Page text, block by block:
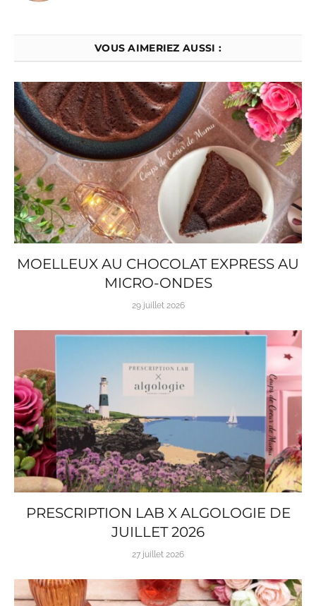
VOUS AIMERIEZ AUSSI :
MOELLEUX AU CHOCOLAT EXPRESS AU
MICRO-ONDES
29 juillet 2026
PRESCRIPTION LAB X ALGOLOGIE DE
JUILLET 2026
27 juillet 2026